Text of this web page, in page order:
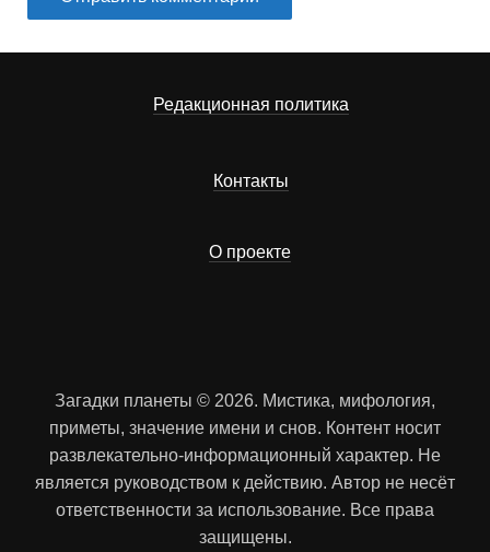
Редакционная политика
Контакты
О проекте
Загадки планеты © 2026. Мистика, мифология,
приметы, значение имени и снов. Контент носит
развлекательно-информационный характер. Не
является руководством к действию. Автор не несёт
ответственности за использование. Все права
защищены.